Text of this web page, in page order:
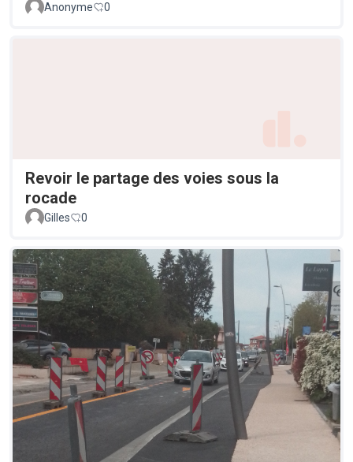
Anonyme 0
Revoir le partage des voies sous la
rocade
Gilles 0